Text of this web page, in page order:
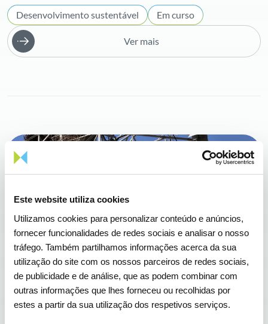
Este website utiliza cookies
Utilizamos cookies para personalizar conteúdo e anúncios,
fornecer funcionalidades de redes sociais e analisar o nosso
tráfego. Também partilhamos informações acerca da sua
utilização do site com os nossos parceiros de redes sociais,
de publicidade e de análise, que as podem combinar com
outras informações que lhes forneceu ou recolhidas por
estes a partir da sua utilização dos respetivos serviços.
Desenvolvimento sustentável Em curso
Ver mais
Motorização de sistema de dissuasão de
cegonhas